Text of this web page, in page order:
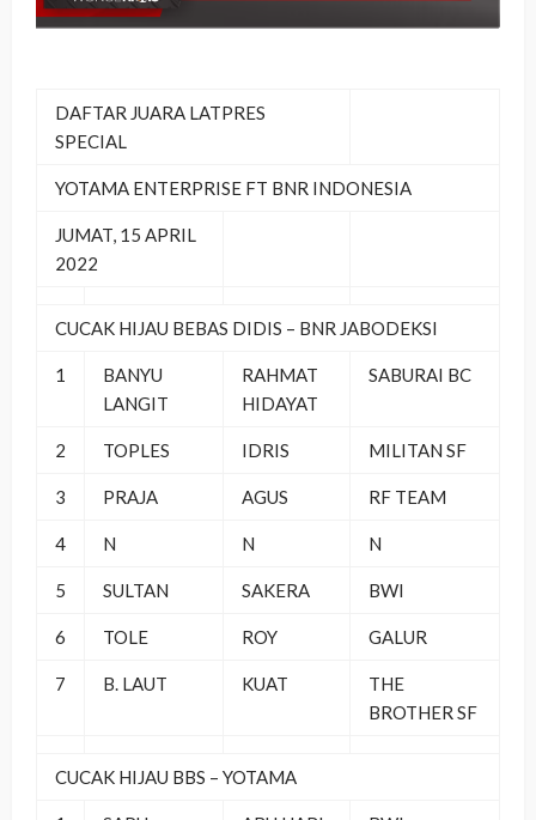
DAFTAR JUARA LATPRES
SPECIAL
YOTAMA ENTERPRISE FT BNR INDONESIA
JUMAT, 15 APRIL
2022
CUCAK HIJAU BEBAS DIDIS – BNR JABODEKSI
1
BANYU
LANGIT
RAHMAT
HIDAYAT
SABURAI BC
2 TOPLES IDRIS MILITAN SF
3 PRAJA AGUS RF TEAM
4 N N N
5 SULTAN SAKERA BWI
6 TOLE ROY GALUR
7 B. LAUT KUAT
THE
BROTHER SF
CUCAK HIJAU BBS – YOTAMA